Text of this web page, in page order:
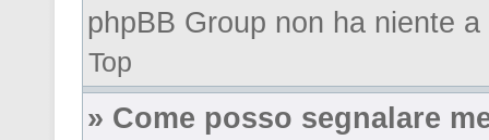
phpBB Group non ha niente
Top
» Come posso segnalare